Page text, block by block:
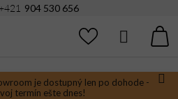
je dostupný len po dohode -
termín ešte dnes!
+421 904 530 656
Hľadať